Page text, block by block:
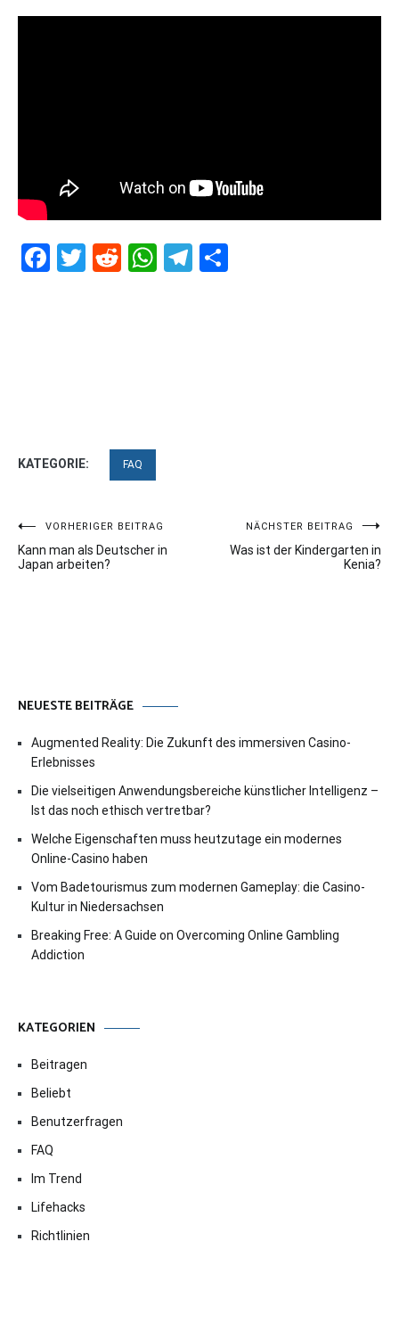
Facebook
Twitter
RedditWhatsApp
Telegram
KATEGORIE: FAQ
Beitragsnavigation
VORHERIGER BEITRAG
Kann man als Deutscher in
Japan arbeiten?
NÄCHSTER BEITRAG
Was ist der Kindergarten in
Kenia?
NEUESTE BEITRÄGE
Augmented Reality: Die Zukunft des immersiven Casino-
Erlebnisses
Die vielseitigen Anwendungsbereiche künstlicher Intelligenz –
Ist das noch ethisch vertretbar?
Welche Eigenschaften muss heutzutage ein modernes
Online-Casino haben
Vom Badetourismus zum modernen Gameplay: die Casino-
Kultur in Niedersachsen
Breaking Free: A Guide on Overcoming Online Gambling
Addiction
KATEGORIEN
Beitragen
Beliebt
Benutzerfragen
FAQ
Im Trend
Lifehacks
Richtlinien